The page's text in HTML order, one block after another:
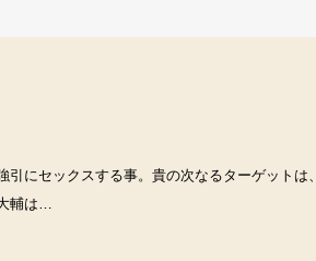
にセックスする事。貴の次なるターゲットは、
輔は…